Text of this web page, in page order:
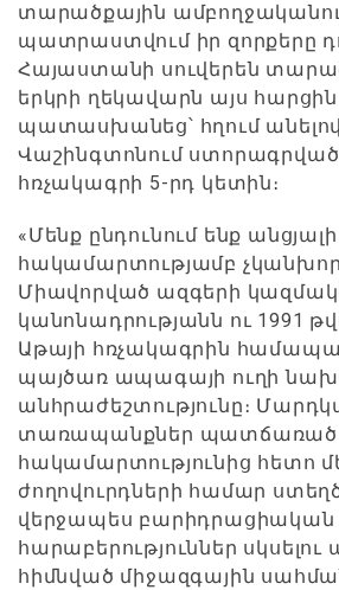
տարածքային
պատրաստվում իր զորքերը
Հայաստանի սուվերեն
երկրի ղեկավարն այս հարցին
պատասխանեց՝ հղում անելով
Վաշինգտոնում
հռչակագրի 5-րդ կետին։
«Մենք ընդունում ենք անցյալի
հակամարտությամբ
Միավորված ազգերի
կանոնադրությանն ու 1991
Աթայի հռչակագրին
պայծառ ապագայի ուղի
անհրաժեշտությունը։
տառապանքներ պատճառած
հակամարտությունից հետո
ժողովուրդների համար
վերջապես բարիդրացիական
հարաբերություններ սկսելու
հիմնված միջազգային